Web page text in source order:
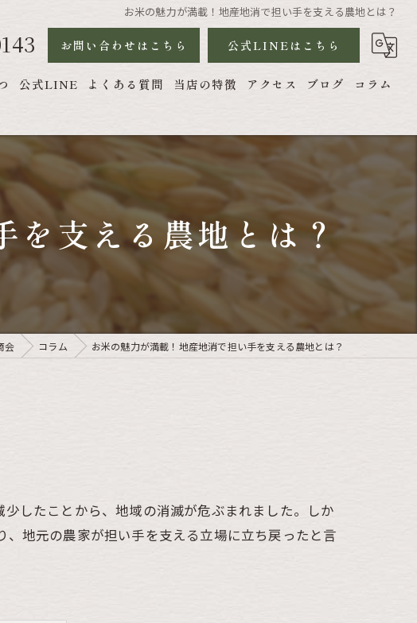
お米の魅力が満載！地産地消で担い手を支える農地とは？
お問い合わせはこちら 公式LINEはこちら
公式LINE よくある質問 当店の特徴
ハツシモ
農地管理
農作業代行
アクセス ブログ コラム
を支える農地とは？
会 コラム お米の魅力が満載！地産地消で担い手を支える農地とは？
したことから、地域の消滅が危ぶまれました。しか
地元の農家が担い手を支える立場に立ち戻ったと言